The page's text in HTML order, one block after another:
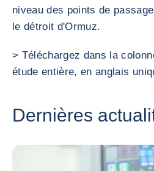
niveau des points de
le détroit d'Ormuz.
> Téléchargez dans la
étude entière, en anglais
Dernières